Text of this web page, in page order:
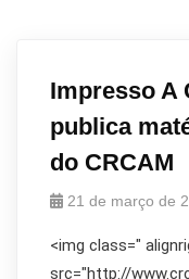
Impresso A
publica
do CRCAM
21 de março de
<img class="
src="http://